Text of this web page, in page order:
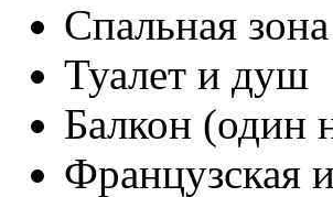
Спальная зона
Туалет и душ
Балкон (один
Французская